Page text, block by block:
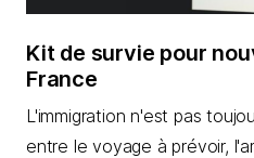
Kit de survie pour
France
L'immigration n'est pas
entre le voyage à prévoir,